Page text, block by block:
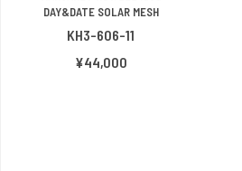
DAY&DATE SOLAR MESH
KH3-606-11
¥44,000